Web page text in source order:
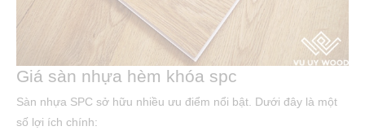
Giá sàn nhựa hèm khóa spc
Sàn nhựa SPC sở hữu nhiều ưu điểm nổi bật. Dưới đây là một
số lợi ích chính: